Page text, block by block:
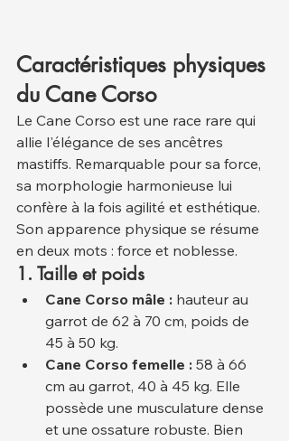
Caractéristiques physiques
du Cane Corso
Le Cane Corso est une race rare qui
allie l'élégance de ses ancêtres
mastiffs. Remarquable pour sa force,
sa morphologie harmonieuse lui
confère à la fois agilité et esthétique.
Son apparence physique se résume
en deux mots : force et noblesse.
1. Taille et poids
Cane Corso mâle : hauteur au
garrot de 62 à 70 cm, poids de
45 à 50 kg.
Cane Corso femelle : 58 à 66
cm au garrot, 40 à 45 kg. Elle
possède une musculature dense
et une ossature robuste. Bien